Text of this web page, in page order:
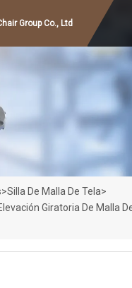
Group Co., Ltd
>Silla De Malla De Tela>
Giratoria De Malla